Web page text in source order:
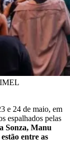
e 24 de maio, em
espalhados pelas
Sonza, Manu
entre as